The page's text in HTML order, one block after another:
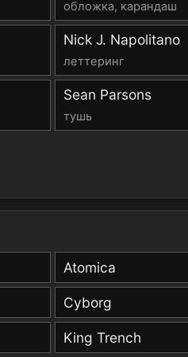
обложка, карандаш
Nick J. Napolitano
леттеринг
Sean Parsons
тушь
Atomica
Cyborg
King Trench